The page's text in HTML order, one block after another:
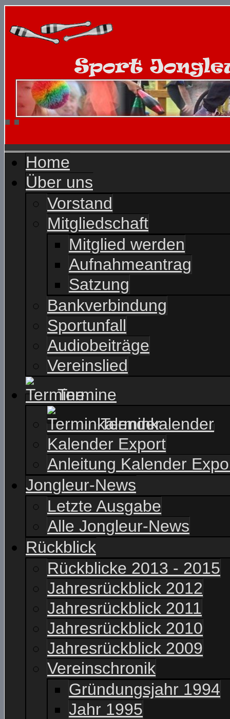
Home
Über uns
Vorstand
Mitgliedschaft
Mitglied werden
Aufnahmeantrag
Satzung
Bankverbindung
Sportunfall
Audiobeiträge
Vereinslied
Termine
Terminkalender
Kalender Export
Anleitung Kalender
Jongleur-News
Letzte Ausgabe
Alle Jongleur-News
Rückblick
Rückblicke 2013 - 2015
Jahresrückblick 2012
Jahresrückblick 2011
Jahresrückblick 2010
Jahresrückblick 2009
Vereinschronik
Gründungsjahr 1994
Jahr 1995